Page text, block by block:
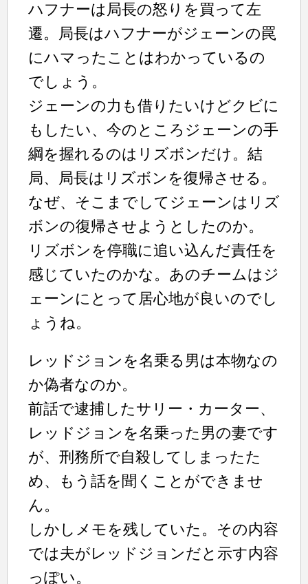
ハフナーは局長の怒りを買って左
遷。局長はハフナーがジェーンの罠
にハマったことはわかっているの
でしょう。
ジェーンの力も借りたいけどクビに
もしたい、今のところジェーンの手
綱を握れるのはリズボンだけ。結
局、局長はリズボンを復帰させる。
なぜ、そこまでしてジェーンはリズ
ボンの復帰させようとしたのか。
リズボンを停職に追い込んだ責任を
感じていたのかな。あのチームはジ
ェーンにとって居心地が良いのでし
ょうね。
レッドジョンを名乗る男は本物なの
か偽者なのか。
前話で逮捕したサリー・カーター、
レッドジョンを名乗った男の妻です
が、刑務所で自殺してしまったた
め、もう話を聞くことができませ
ん。
しかしメモを残していた。その内容
では夫がレッドジョンだと示す内容
っぽい。